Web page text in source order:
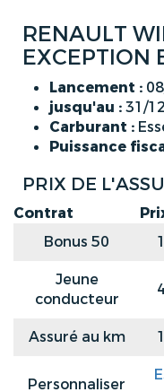
RENAULT
EXCEPTION
Lancement :
jusqu'au :31/
Carburant :
Puissance
PRIX DE
Contrat
Bonus 50
Jeune
conducteur
Assuré au km
Personnaliser